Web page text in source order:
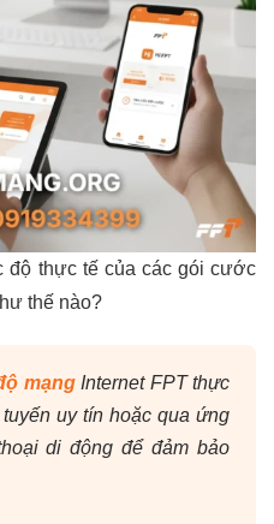
độ thực tế của các gói cước
thế nào?
mạngInternet FPT thực
uy tín hoặc qua ứng
di động để đảm bảo